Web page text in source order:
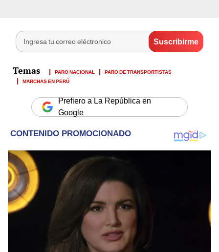
PARO NACIONAL
PARO DE TRANSPORTISTAS
MARCHAS EN PERÚ
Prefiero a La República en
Google